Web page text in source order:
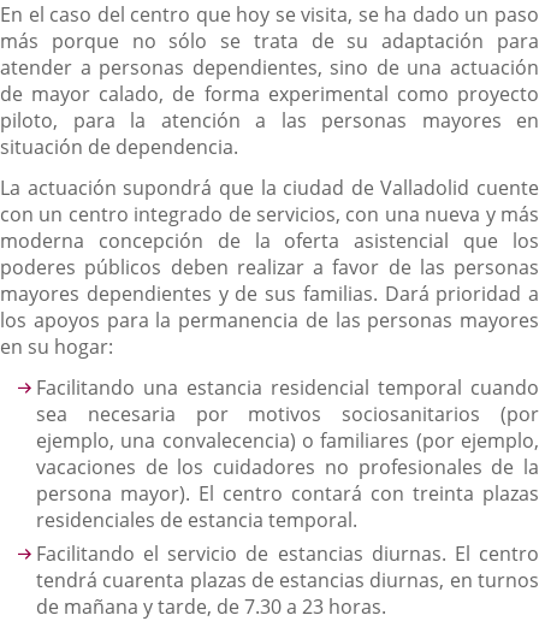
En el caso del centro que hoy se visita, se ha dado un paso
más porque no sólo se trata de su adaptación para
atender a personas dependientes, sino de una actuación
de mayor calado, de forma experimental como proyecto
piloto, para la atención a las personas mayores en
situación de dependencia.
La actuación supondrá que la ciudad de Valladolid cuente
con un centro integrado de servicios, con una nueva y más
moderna concepción de la oferta asistencial que los
poderes públicos deben realizar a favor de las personas
mayores dependientes y de sus familias. Dará prioridad a
los apoyos para la permanencia de las personas mayores
en su hogar:
Facilitando una estancia residencial temporal cuando
sea necesaria por motivos sociosanitarios (por
ejemplo, una convalecencia) o familiares (por ejemplo,
vacaciones de los cuidadores no profesionales de la
persona mayor). El centro contará con treinta plazas
residenciales de estancia temporal.
Facilitando el servicio de estancias diurnas. El centro
tendrá cuarenta plazas de estancias diurnas, en turnos
de mañana y tarde, de 7.30 a 23 horas.